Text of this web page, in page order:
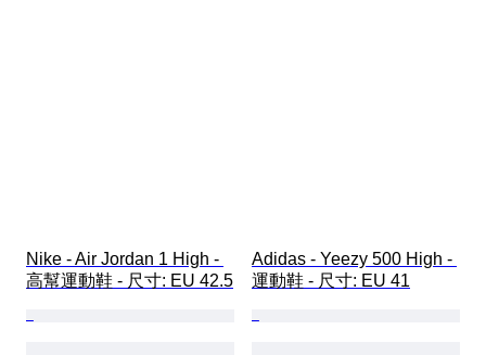
Nike - Air Jordan 1 High -
高幫運動鞋 - 尺寸: EU 42.5
Adidas - Yeezy 500 High -
運動鞋 - 尺寸: EU 41